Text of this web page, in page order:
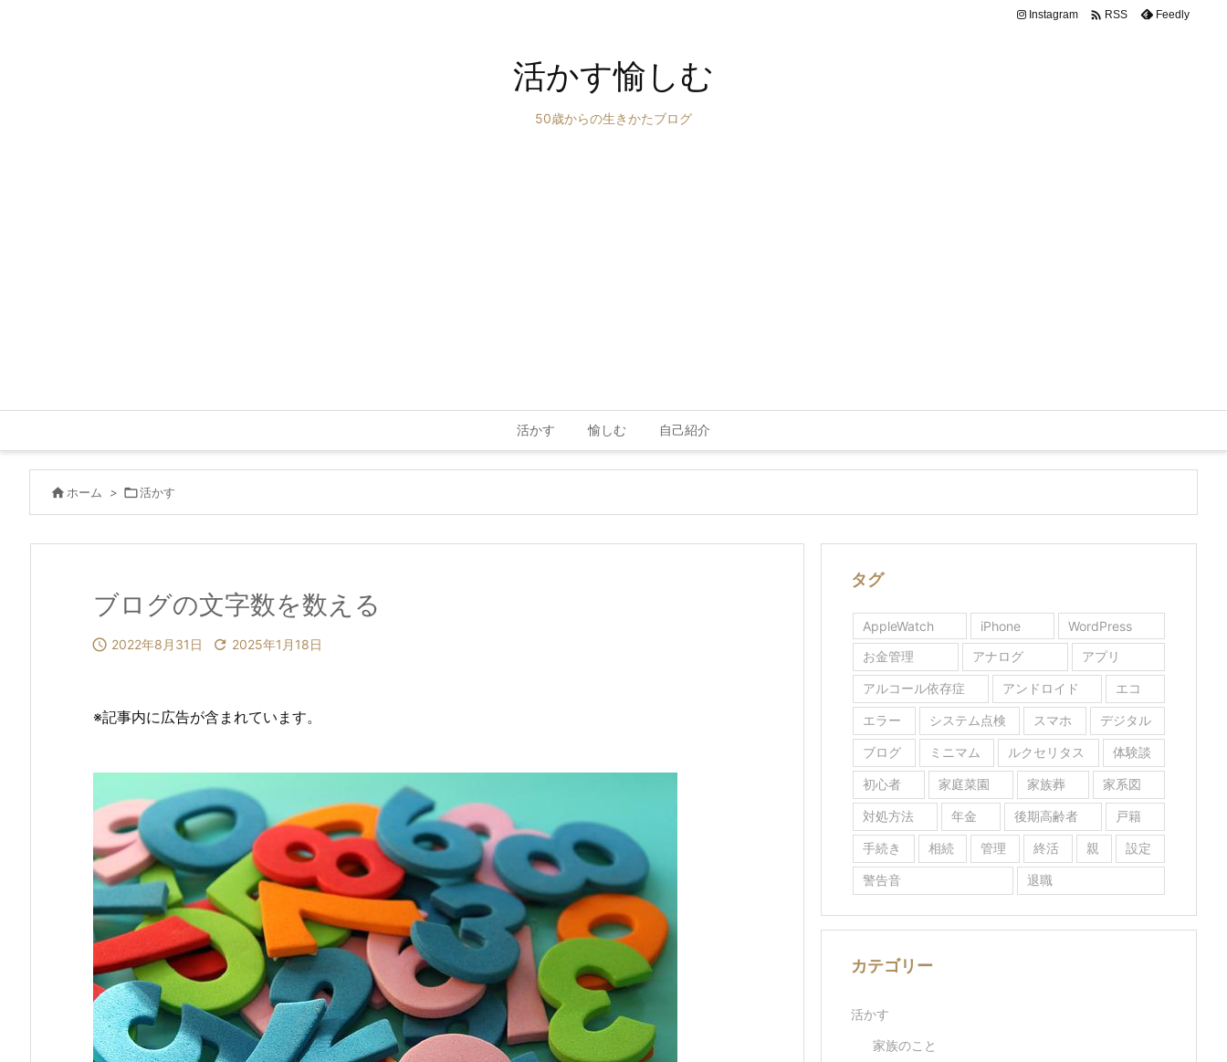
活かす愉しむ
50歳からの生きかたブログ
活かす 愉しむ 自己紹介
Instagram  RSS Feedly
 ホーム > 活かす
ブログの文字数を数える
 2022年8月31日  2025年1月18日
※記事内に広告が含まれています。
タグ
AppleWatch iPhone
WordPress
お金管理
アナログ アプリ
アルコール依存症 アンドロイド エコ
エラー システム点検 スマホ デジタル
ブログ ミニマム ルクセリタス 体験談
初心者 家庭菜園 家族葬 家系図
対処方法 年金 後期高齢者 戸籍
手続き 相続 管理 終活 親 設定
警告音 退職
カテゴリー
活かす
家族のこと